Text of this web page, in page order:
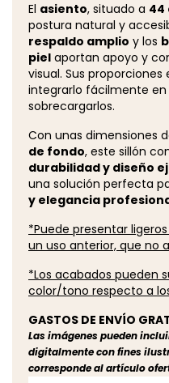
El asiento, situado a 44
postura natural y
respaldo amplio y los
piel aportan apoyo y
visual. Sus
integrarlo fácilmente en
sobrecargarlos.
Con unas dimensiones
de fondo, este sillón
durabilidad y diseño
una solución perfecta
y elegancia
*Puede presentar
un uso anterior, que no
*Los acabados pueden
color/tono respecto a
GASTOS DE ENVÍO
Las imágenes pueden
digitalmente con fines
corresponde al artículo